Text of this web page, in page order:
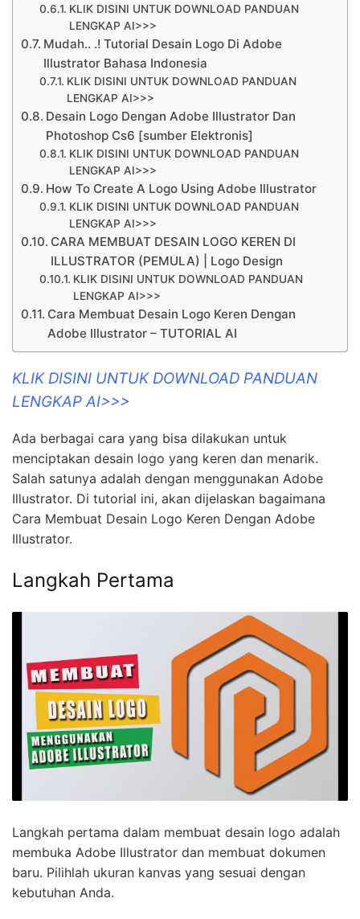
KLIK DISINI UNTUK DOWNLOAD PANDUAN
LENGKAP AI>>>
Mudah.. .! Tutorial Desain Logo Di Adobe
Illustrator Bahasa Indonesia
KLIK DISINI UNTUK DOWNLOAD PANDUAN
LENGKAP AI>>>
Desain Logo Dengan Adobe Illustrator Dan
Photoshop Cs6 [sumber Elektronis]
KLIK DISINI UNTUK DOWNLOAD PANDUAN
LENGKAP AI>>>
How To Create A Logo Using Adobe Illustrator
KLIK DISINI UNTUK DOWNLOAD PANDUAN
LENGKAP AI>>>
CARA MEMBUAT DESAIN LOGO KEREN DI
ILLUSTRATOR (PEMULA) | Logo Design
KLIK DISINI UNTUK DOWNLOAD PANDUAN
LENGKAP AI>>>
Cara Membuat Desain Logo Keren Dengan
Adobe Illustrator – TUTORIAL AI
KLIK DISINI UNTUK DOWNLOAD PANDUAN
LENGKAP AI>>>
Ada berbagai cara yang bisa dilakukan untuk
menciptakan desain logo yang keren dan menarik.
Salah satunya adalah dengan menggunakan Adobe
Illustrator. Di tutorial ini, akan dijelaskan bagaimana
Cara Membuat Desain Logo Keren Dengan Adobe
Illustrator.
Langkah Pertama
Langkah pertama dalam membuat desain logo adalah
membuka Adobe Illustrator dan membuat dokumen
baru. Pilihlah ukuran kanvas yang sesuai dengan
kebutuhan Anda.